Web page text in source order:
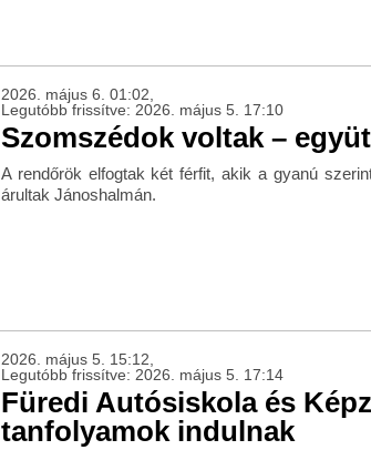
2026. május 6. 01:02,
Legutóbb frissítve: 2026. május 5. 17:10
Szomszédok voltak –
A rendőrök elfogtak két férfit, akik a gyanú
árultak Jánoshalmán.
2026. május 5. 15:12,
Legutóbb frissítve: 2026. május 5. 17:14
Füredi Autósiskola és
tanfolyamok indulnak